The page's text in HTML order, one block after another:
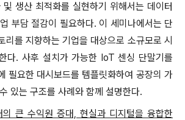
생산 최적화를 실현하기 위해서는 데이터
부담 절감이 필요하다. 이 세미나에서는 단
리를 지향하는 기업을 대상으로 소규모로 시
다. 사후 설치가 가능한 IoT 센싱 단말기를
필요한 대시보드를 템플릿화하여 공장의 가
있는 구조를 사례와 함께 설명한다.
큰 수익원 증대, 현실과 디지털을 융합한